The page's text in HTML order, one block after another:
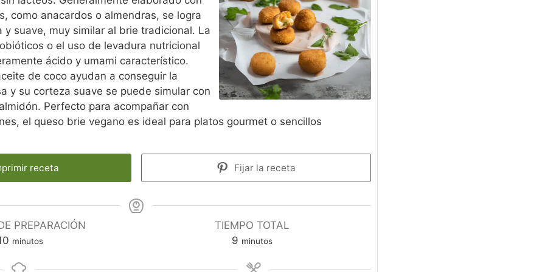
como anacardos o almendras, se logra
y suave, muy similar al brie tradicional. La
o el uso de levadura nutricional
ácido y umami característico.
de coco ayudan a conseguir la
y su corteza suave se puede simular con
Perfecto para acompañar con
el queso brie vegano es ideal para platos gourmet o sencillos
receta Fijar la receta
PREPARACIÓN
m
minutos
TIEMPO TOTAL
9 m
minutos